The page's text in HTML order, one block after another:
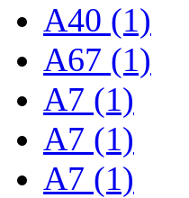
A40 (1)
A67 (1)
A7 (1)
A7 (1)
A7 (1)